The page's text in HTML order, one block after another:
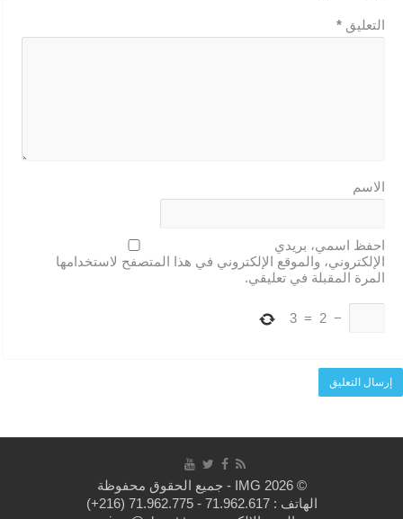
التعليق *
الاسم
احفظ اسمي، بريدي
الإلكتروني، والموقع الإلكتروني في هذا المتصفح لاستخدامها
المرة المقبلة في تعليقي.
−
2
=
3
© 2026 IMG - جميع الحقوق محفوظة
الهاتف :(+216) 71.962.775 - 71.962.617